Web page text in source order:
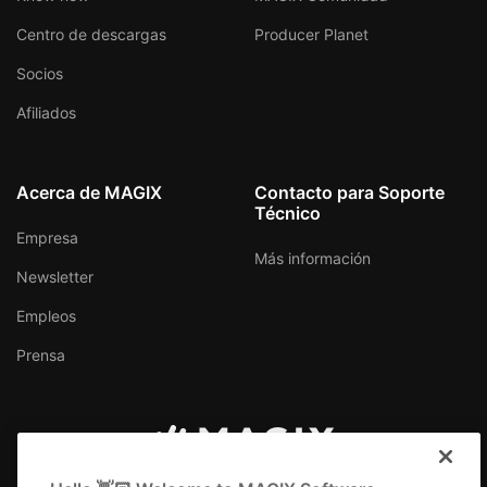
Centro de descargas
Socios
Afiliados
Producer Planet
Acerca de MAGIX
Empresa
Newsletter
Empleos
Prensa
Contacto para Soporte
Técnico
Más información